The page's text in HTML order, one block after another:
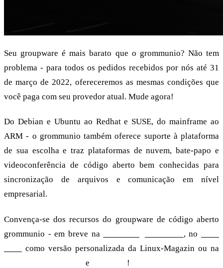
Seu groupware é mais barato que o grommunio? Não tem
problema - para todos os pedidos recebidos por nós até 31
de março de 2022, ofereceremos as mesmas condições que
você paga com seu provedor atual. Mude agora!
Do Debian e Ubuntu ao Redhat e SUSE, do mainframe ao
ARM - o grommunio também oferece suporte à plataforma
de sua escolha e traz plataformas de nuvem, bate-papo e
videoconferência de código aberto bem conhecidas para
sincronização de arquivos e comunicação em nível
empresarial.
Convença-se dos recursos do groupware de código aberto
grommunio - em breve na
, no
como versão personalizada da Linux-Magazin ou na
e !